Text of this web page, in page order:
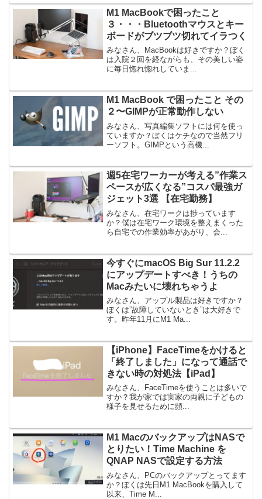
M1 MacBookで困ったこと
３・・・Bluetoothマウスとキー
ボードがブツブツ切れてイラつく
みなさん、MacBookは好きですか？ぼく
は入院２回を経ながらも、その美しい姿
に毎日惚れ惚れしていま...
M1 MacBook で困ったこと その
２〜GIMPが正常動作しない
みなさん、写真編集ソフトには何を使っ
ていますか？ぼくはケチなので当然フリ
ーソフト。GIMPという高機...
週5在宅ワーカーが考える”作業ス
ペースが広くなる”コスパ最強ガ
ジェット3選 【在宅勤務】
みなさん、在宅ワークは捗っています
か？僕は在宅ワーク環境を整えまくった
ら自宅での作業効率があがり、会...
今すぐにmacOS Big Sur 11.2.2
にアップデートすべき！うちの
Macみたいに壊れちゃうよ
みなさん、アップル製品は好きですか？
ぼくは”故障していないとき”は大好きで
す。昨年11月にM1 Ma...
【iPhone】FaceTimeをかけると
「終了しました」になって通話で
きない時の対処法【iPad】
みなさん、FaceTimeを使うことは多いで
すか？我が家では実家の両親に子どもの
様子を見せるために頻...
M1 MacのバックアップはNASで
とりたい！Time Machine を
QNAP NASで設定する方法
みなさん、PCのバックアップとってます
か？ぼくは先日M1 MacBookを購入して
以来、Time M...